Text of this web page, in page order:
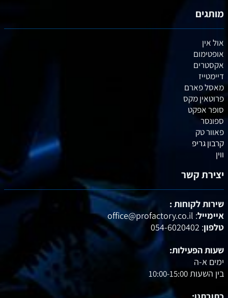
מותגים
אול אין
אופטימום
אקסטרים
דיימטייז
מאסל פארם
פרוטאין מקס
סופר אפקט
ספונסר
פאוור טק
קרבון גריפ
ווין
יצירת קשר
שירות לקוחות :
איימייל: office@profactory.co.il
טלפון: 054-6020402
שעות הפעילות:
ימים א-ה
בין השעות10:00-15:00